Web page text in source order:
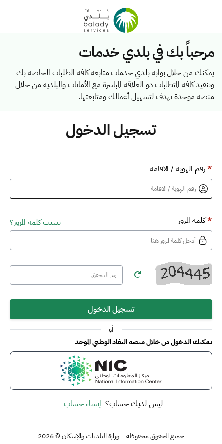
مرحباً بك في بلدي خدمات
يمكنك من خلال بوابة بلدي خدمات متابعة كافة الطلبات الخاصة بك
وتنفيذ كافة المتطلبات ذو العلاقة المباشرة مع الأمانات والبلدية من خلال
منصة موحدة تهدف لتسهيل أعمالك ومتابعتها.
تسجيل الدخول
*رقم الهوية / الاقامة
*كلمة المرور نسيت كلمة المرور؟
تسجيل الدخول
أو
يمكنك الدخول من خلال منصة النفاذ الوطني الموحد
ليس لديك حساب؟ إنشاء حساب
جميع الحقوق محفوظة – وزارة البلديات والإسكان © 2026